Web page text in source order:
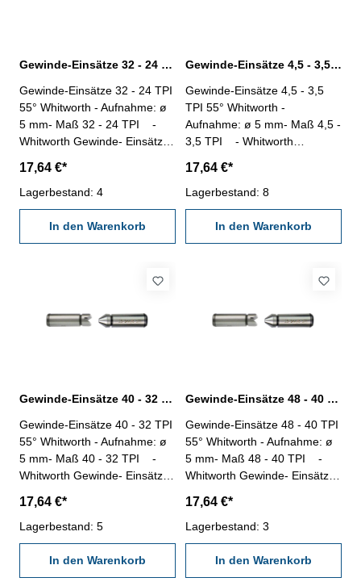
Gewinde-Einsätze 32 - 24 TPI 55° Whitworth Gewinde
Gewinde-Einsätze 32 - 24 TPI
55° Whitworth - Aufnahme: ø
5 mm- Maß 32 - 24 TPI -
Whitworth Gewinde- Einsätze,
TPI (Threads Per Inch/Zoll) -
Gang pro Zoll
17,64 €*
Lagerbestand: 4
In den Warenkorb
Gewinde-Einsätze 4,5 - 3,5 TPI 55° Whitworth Gewinde
Gewinde-Einsätze 4,5 - 3,5
TPI 55° Whitworth -
Aufnahme: ø 5 mm- Maß 4,5 -
3,5 TPI - Whitworth
paarweise- TPI (Threads Per
Inch/Zoll) - Gang pro Zoll
17,64 €*
Lagerbestand: 8
In den Warenkorb
Gewinde-Einsätze 40 - 32 TPI 55° Whitworth Gewinde
Gewinde-Einsätze 40 - 32 TPI
55° Whitworth - Aufnahme: ø
5 mm- Maß 40 - 32 TPI -
Whitworth Gewinde- Einsätze,
TPI (Threads Per Inch/Zoll) -
Gang pro Zoll
17,64 €*
Lagerbestand: 5
In den Warenkorb
Gewinde-Einsätze 48 - 40 TPI 55° Whitworth Gewinde
Gewinde-Einsätze 48 - 40 TPI
55° Whitworth - Aufnahme: ø
5 mm- Maß 48 - 40 TPI -
Whitworth Gewinde- Einsätze,
TPI (Threads Per Inch/Zoll) -
Gang pro Zoll
17,64 €*
Lagerbestand: 3
In den Warenkorb